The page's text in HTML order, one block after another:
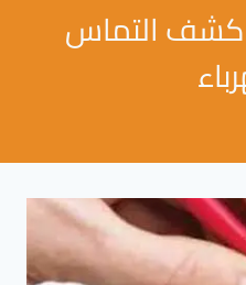
كشف التماس